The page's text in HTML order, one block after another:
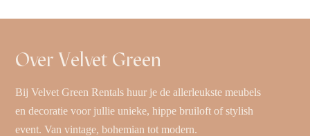
Over Velvet Green
Bij Velvet Green Rentals huur je de allerleukste meubels
en decoratie voor jullie unieke, hippe bruiloft of stylish
event. Van vintage, bohemian tot modern.